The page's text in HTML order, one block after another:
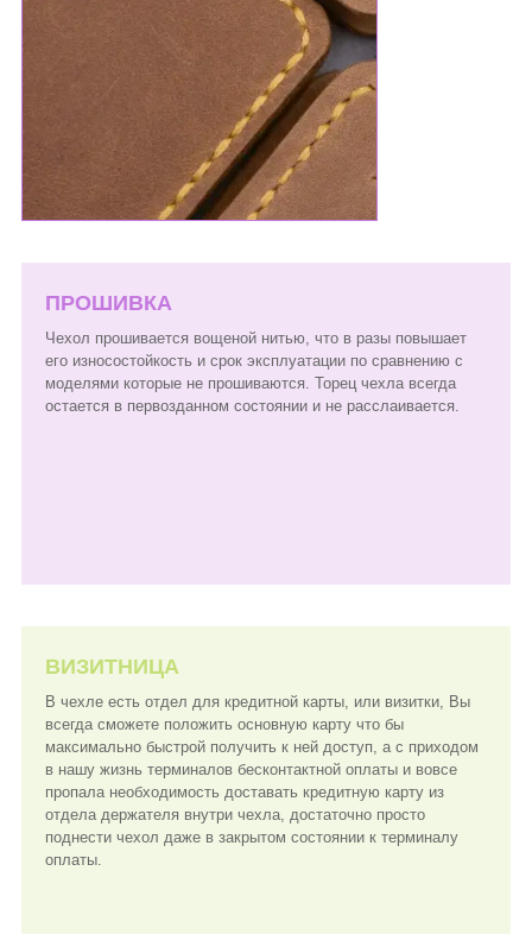
ПРОШИВКА
Чехол прошивается вощеной нитью, что в разы повышает
его износостойкость и срок эксплуатации по сравнению с
моделями которые не прошиваются. Торец чехла всегда
остается в первозданном состоянии и не расслаивается.
ВИЗИТНИЦА
В чехле есть отдел для кредитной карты, или визитки, Вы
всегда сможете положить основную карту что бы
максимально быстрой получить к ней доступ, а с приходом
в нашу жизнь терминалов бесконтактной оплаты и вовсе
пропала необходимость доставать кредитную карту из
отдела держателя внутри чехла, достаточно просто
поднести чехол даже в закрытом состоянии к терминалу
оплаты.